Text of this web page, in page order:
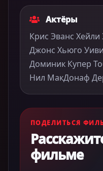
Актёры
Крис Эванс
Джонс Хьюго
Доминик Купер
Нил МакДонаф
ПОДЕЛИТЬСЯ
фильме